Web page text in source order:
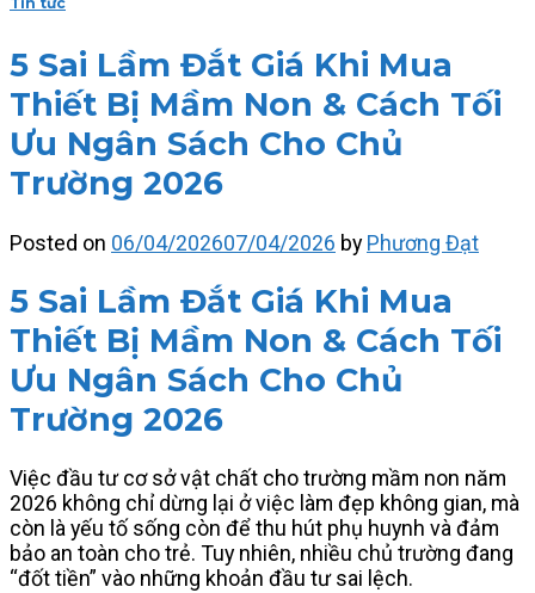
5 Sai Lầm Đắt Giá Khi Mua
Thiết Bị Mầm Non & Cách Tối
Ưu Ngân Sách Cho Chủ
Trường 2026
Posted on 06/04/202607/04/2026 by Phương Đạt
5 Sai Lầm Đắt Giá Khi Mua
Thiết Bị Mầm Non & Cách Tối
Ưu Ngân Sách Cho Chủ
Trường 2026
Việc đầu tư cơ sở vật chất cho trường mầm non năm
2026 không chỉ dừng lại ở việc làm đẹp không gian, mà
còn là yếu tố sống còn để thu hút phụ huynh và đảm
bảo an toàn cho trẻ. Tuy nhiên, nhiều chủ trường đang
“đốt tiền” vào những khoản đầu tư sai lệch.